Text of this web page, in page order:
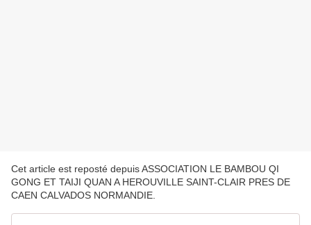
Cet article est reposté depuisASSOCIATION LE BAMBOU QI
GONG ET TAIJI QUAN A HEROUVILLE SAINT-CLAIR PRES DE
CAEN CALVADOS NORMANDIE